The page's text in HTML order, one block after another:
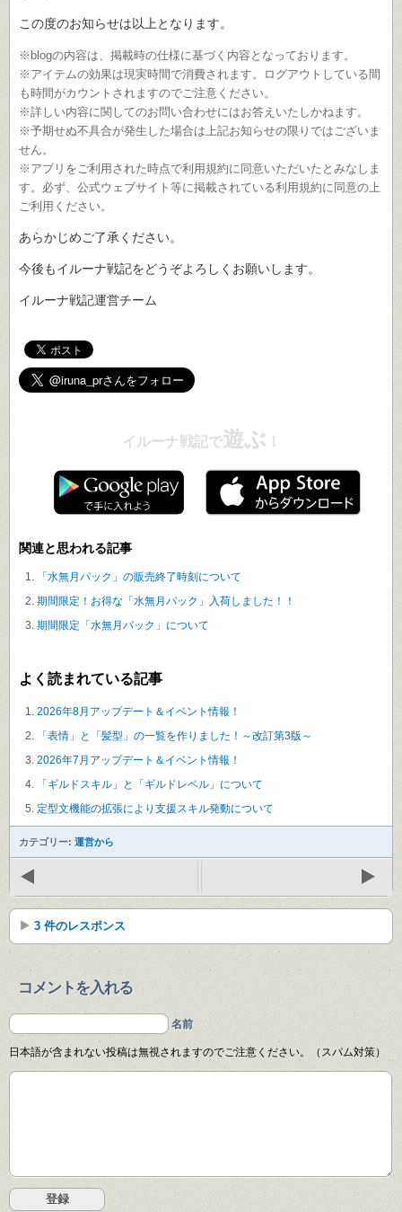
この度のお知らせは以上となります。
※blogの内容は、掲載時の仕様に基づく内容となっております。
※アイテムの効果は現実時間で消費されます。ログアウトしている間
も時間がカウントされますのでご注意ください。
※詳しい内容に関してのお問い合わせにはお答えいたしかねます。
※予期せぬ不具合が発生した場合は上記お知らせの限りではございま
せん。
※アプリをご利用された時点で利用規約に同意いただいたとみなしま
す。必ず、公式ウェブサイト等に掲載されている利用規約に同意の上
ご利用ください。
あらかじめご了承ください。
今後もイルーナ戦記をどうぞよろしくお願いします。
イルーナ戦記運営チーム
イルーナ戦記で遊ぶ ！
関連と思われる記事
「水無月パック」の販売終了時刻について
期間限定！お得な「水無月パック」入荷しました！！
期間限定「水無月パック」について
よく読まれている記事
2026年8月アップデート＆イベント情報！
「表情」と「髪型」の一覧を作りました！～改訂第3版～
2026年7月アップデート＆イベント情報！
「ギルドスキル」と「ギルドレベル」について
定型文機能の拡張により支援スキル発動について
カテゴリー: 運営から
3 件のレスポンス
コメントを入れる
名前
日本語が含まれない投稿は無視されますのでご注意ください。（スパム対策）